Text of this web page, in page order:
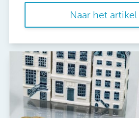
Naar het artikel